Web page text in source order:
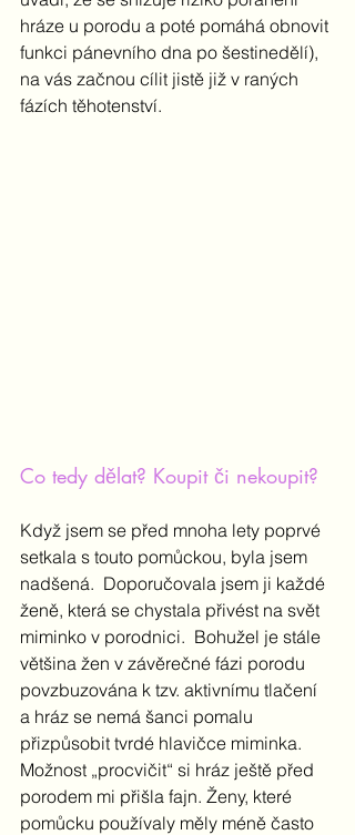
hráze u porodu a poté pomáhá obnovit
funkci pánevního dna po šestinedělí),
na vás začnou cílit jistě již v raných
fázích těhotenství.
Co tedy dělat? Koupit či nekoupit?
Když jsem se před mnoha lety poprvé
setkala s touto pomůckou, byla jsem
nadšená.  Doporučovala jsem ji každé
ženě, která se chystala přivést na svět
miminko v porodnici.  Bohužel je stále
většina žen v závěrečné fázi porodu
povzbuzována k tzv. aktivnímu tlačení
a hráz se nemá šanci pomalu
přizpůsobit tvrdé hlavičce miminka.
Možnost „procvičit“ si hráz ještě před
porodem mi přišla fajn. Ženy, které
pomůcku používaly měly méně často